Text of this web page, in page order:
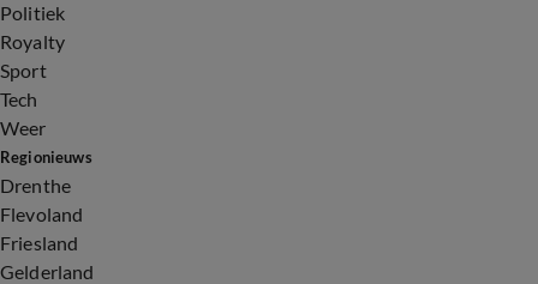
Politiek
Royalty
Sport
Tech
Weer
Regionieuws
Drenthe
Flevoland
Friesland
Gelderland